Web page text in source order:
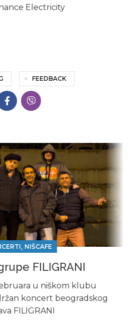
Electricity
FEEDBACK
, NIŠCAFE
FILIGRANI
u niškom klubu
koncert beogradskog
FILIGRANI